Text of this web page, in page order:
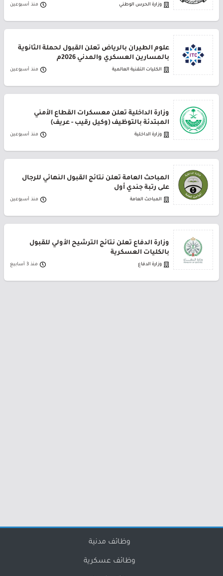
وزارة الحرس الوطني منذ أسبوعين
علوم الطيران بالرياض تعلن القبول لحملة الثانوية
بالمسارين العسكري والمدني 2026م
الكليات التقنية العالمية منذ أسبوعين
وزارة الداخلية تعلن معسكرات القطاع الأمني
المبتدئة بالتوظيف (وكيل رقيب - عريف)
وزارة الداخلية منذ أسبوعين
المباحث العامة تعلن نتائج القبول النهائي للرجال
على رتبة جندي أول
المباحث العامة منذ أسبوعين
وزارة الدفاع تعلن نتائج الترشيح الأولي للقبول
بالكليات العسكرية
وزارة الدفاع منذ 3 أسابيع
وظائف مدنية
وظائف عسكرية